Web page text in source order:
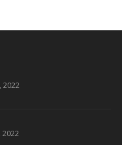
2022
2022